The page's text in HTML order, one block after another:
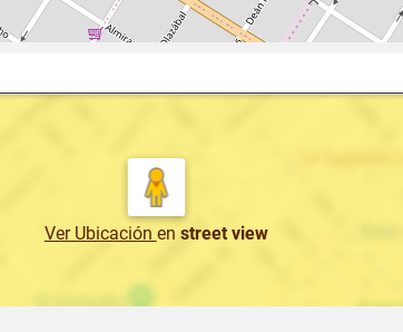
Ver Ubicación en street view